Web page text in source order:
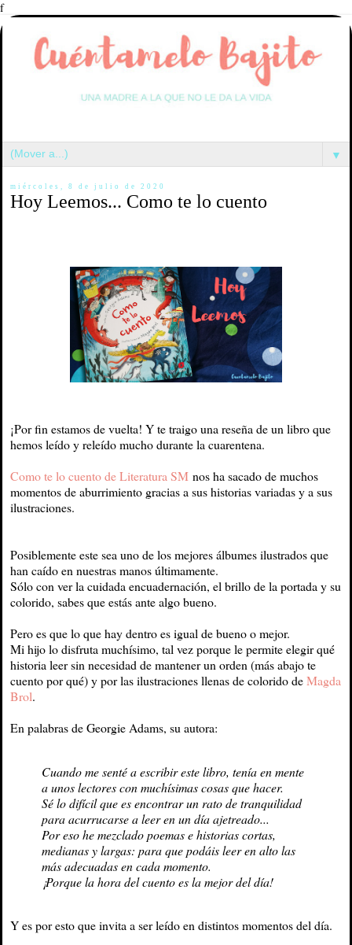
f
▼
miércoles, 8 de julio de 2020
Hoy Leemos... Como te lo cuento
¡Por fin estamos de vuelta! Y te traigo una reseña de un libro que
hemos leído y releído mucho durante la cuarentena.
Como te lo cuento de Literatura SM nos ha sacado de muchos
momentos de aburrimiento gracias a sus historias variadas y a sus
ilustraciones.
Posiblemente este sea uno de los mejores álbumes ilustrados que
han caído en nuestras manos últimamente.
Sólo con ver la cuidada encuadernación, el brillo de la portada y su
colorido, sabes que estás ante algo bueno.
Pero es que lo que hay dentro es igual de bueno o mejor.
Mi hijo lo disfruta muchísimo, tal vez porque le permite elegir qué
historia leer sin necesidad de mantener un orden (más abajo te
cuento por qué) y por las ilustraciones llenas de colorido deMagda
Brol.
En palabras de Georgie Adams, su autora:
Cuando me senté a escribir este libro, tenía en mente
a unos lectores con muchísimas cosas que hacer.
Sé lo difícil que es encontrar un rato de tranquilidad
para acurrucarse a leer en un día ajetreado...
Por eso he mezclado poemas e historias cortas,
medianas y largas: para que podáis leer en alto las
más adecuadas en cada momento.
¡Porque la hora del cuento es la mejor del día!
Y es por esto que invita a ser leído en distintos momentos del día.